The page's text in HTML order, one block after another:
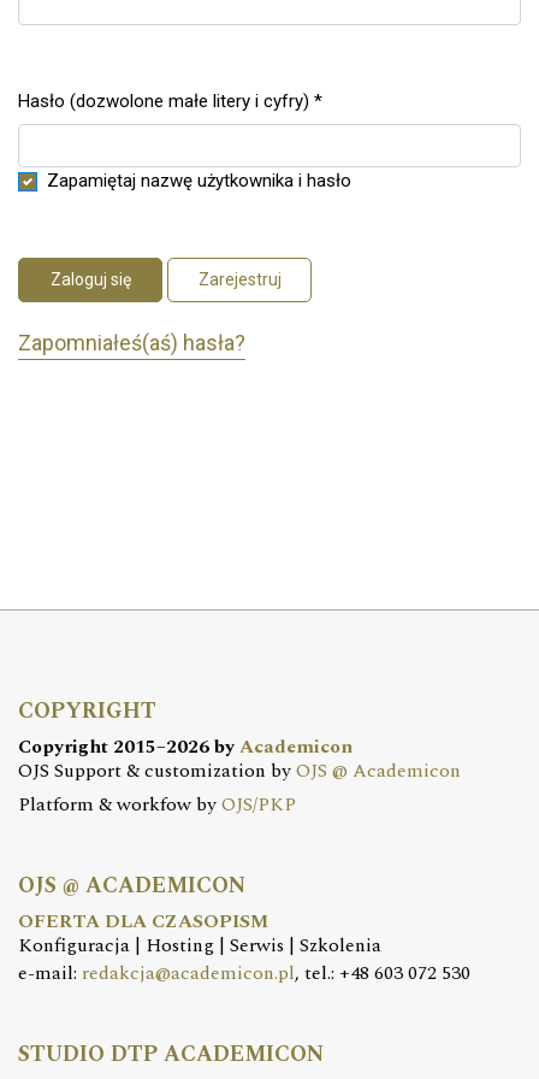
Hasło (dozwolone małe litery i cyfry) *
Wymagane
Zapamiętaj nazwę użytkownika i hasło
Zaloguj się Zarejestruj
Zapomniałeś(aś) hasła?
COPYRIGHT
Copyright 2015–2026 byAcademicon
OJS Support & customization byOJS @ Academicon
Platform & workfow byOJS/PKP
OJS @ ACADEMICON
OFERTA DLA CZASOPISM
Konfiguracja | Hosting | Serwis | Szkolenia
e-mail: redakcja@academicon.pl, tel.: +48 603 072 530
STUDIO DTP ACADEMICON